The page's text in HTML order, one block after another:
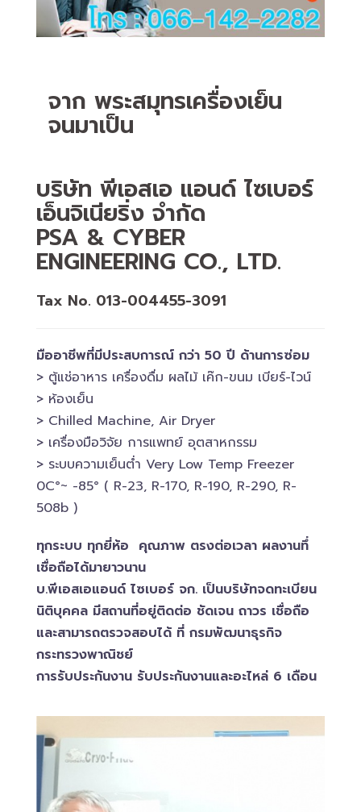
จาก พระสมุทรเครื่องเย็น
จนมาเป็น
บริษัท พีเอสเอ แอนด์ ไซเบอร์
เอ็นจิเนียริ่ง จำกัด
PSA & CYBER
ENGINEERING CO., LTD.
Tax No. 013-004455-3091
มืออาชีพที่มีประสบการณ์ กว่า 50 ปี ด้านการซ่อม
> ตู้แช่อาหาร เครื่องดื่ม ผลไม้ เค๊ก-ขนม เบียร์-ไวน์​
> ห้องเย็น
> Chilled​ Machine, Air Dryer
> เครื่องมือวิจัย การแพทย์​ อุตสาหกรรม
> ระบบความเย็นต่ำ Very Low Temp Freezer
0C°~ -​85° ( R-23, R-170, R-190, R-290, R-
508b )
ทุกระบบ ทุกยี่ห้อ คุณภาพ ตรงต่อเวลา ผลงานทึ่
เชื่อถือได้มายาวนาน
บ.พีเอสเอ​แอนด์ ไซเบอร์​ จก. เป็นบริษัทจดทะเบียน
นิติบุคคล​ มีสถานที่อยู่ติดต่อ ชัดเจน ถาวร เชื่อถือ
และสามารถตรวจสอบ​ได้ ที่ กรมพัฒนาธุรกิจ​
กระทรวงพาณิชย์
การรับประกันงาน รับประกันงานและอะไหล่ 6 เดือน